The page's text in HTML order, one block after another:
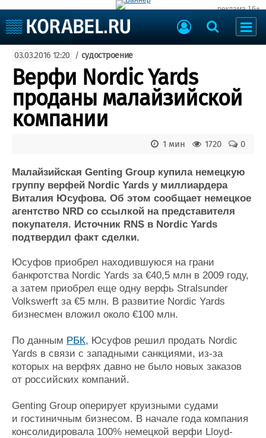
реклама 16+
Судоходство
Судоремонт
События
Пресс-релизы
Порты
Рыболовство
ВМФ
Судостроение
Пульс
Новости
Репутация
Крюинг
Журнал
Реклама
Торговая площадка
Доска объявлений
Продажа флота
Оборудование
Услуги
Выставки и семинары
Личности
Словарь
Галерея флота
Форум
Отзывы
03.03.2016 12:20 / судостроение
Верфи Nordic Yards
проданы малайзийской
компании
0
1720
1 мин
Малайзийская Genting Group купила немецкую
группу верфей Nordic Yards у миллиардера
Виталия Юсуфова. Об этом сообщает немецкое
агентство NRD со ссылкой на представителя
покупателя. Источник RNS в Nordic Yards
подтвердил факт сделки.
Юсуфов приобрел находившуюся на грани
банкротства Nordic Yards за €40,5 млн в 2009 году,
а затем приобрел еще одну верфь Stralsunder
Volkswerft за €5 млн. В развитие Nordic Yards
бизнесмен вложил около €100 млн.
По данным РБК, Юсуфов решил продать Nordic
Yards в связи с западными санкциями, из-за
которых на верфях давно не было новых заказов
от российских компаний.
Genting Group оперирует круизными судами
и гостиничным бизнесом. В начале года компания
консолидировала 100% немецкой верфи Lloyd-